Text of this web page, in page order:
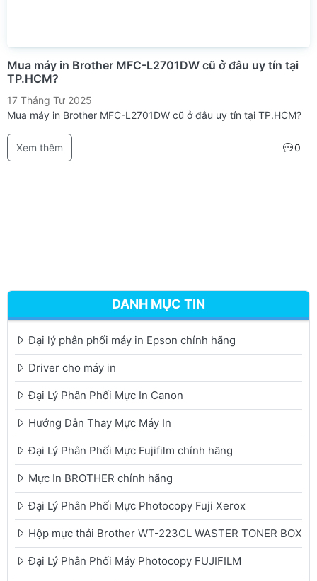
Mua máy in Brother MFC-L2701DW cũ ở đâu uy tín tại
TP.HCM?
17 Tháng Tư 2025
Mua máy in Brother MFC-L2701DW cũ ở đâu uy tín tại TP.HCM?
Xem thêm 0
DANH MỤC TIN
Đại lý phân phối máy in Epson chính hãng
Driver cho máy in
Đại Lý Phân Phối Mực In Canon
Hướng Dẫn Thay Mực Máy In
Đại Lý Phân Phối Mực Fujifilm chính hãng
Mực In BROTHER chính hãng
Đại Lý Phân Phối Mực Photocopy Fuji Xerox
Hộp mực thải Brother WT-223CL WASTER TONER BOX
Đại Lý Phân Phối Máy Photocopy FUJIFILM